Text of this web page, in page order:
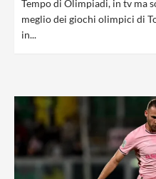
Tempo di Olimpiadi, in tv ma
meglio dei giochi olimpici di
in...